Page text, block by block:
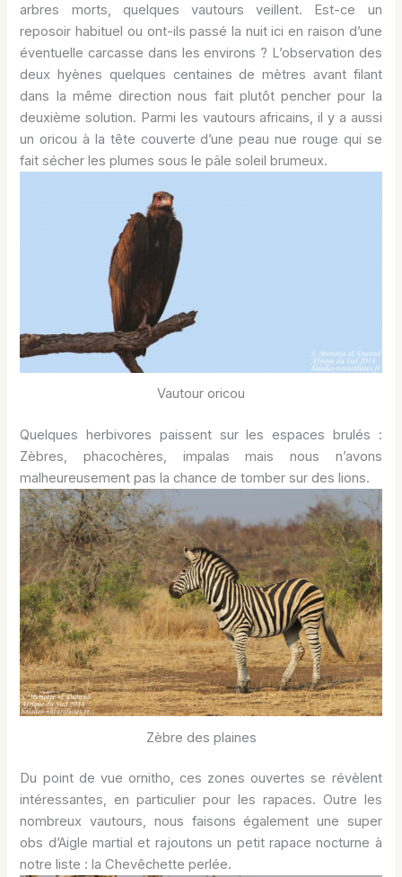
arbres morts, quelques vautours veillent. Est-ce un
reposoir habituel ou ont-ils passé la nuit ici en raison d’une
éventuelle carcasse dans les environs ? L’observation des
deux hyènes quelques centaines de mètres avant filant
dans la même direction nous fait plutôt pencher pour la
deuxième solution. Parmi les vautours africains, il y a aussi
un oricou à la tête couverte d’une peau nue rouge qui se
fait sécher les plumes sous le pâle soleil brumeux.
Vautour oricou
Quelques herbivores paissent sur les espaces brulés :
Zèbres, phacochères, impalas mais nous n’avons
malheureusement pas la chance de tomber sur des lions.
Zèbre des plaines
Du point de vue ornitho, ces zones ouvertes se révèlent
intéressantes, en particulier pour les rapaces. Outre les
nombreux vautours, nous faisons également une super
obs d’Aigle martial et rajoutons un petit rapace nocturne à
notre liste : la Chevêchette perlée.